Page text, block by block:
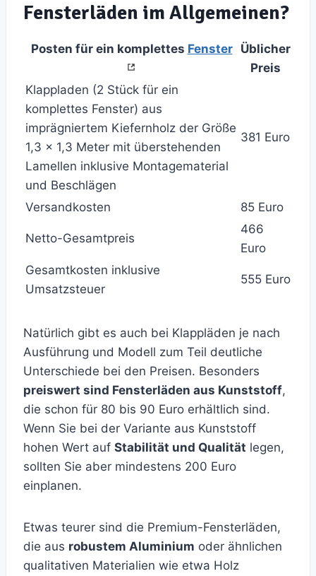
Fensterläden im Allgemeinen?
Posten für ein komplettes Fenster
Üblicher
Preis
Klappladen (2 Stück für ein
komplettes Fenster) aus
imprägniertem Kiefernholz der Größe
1,3 x 1,3 Meter mit überstehenden
Lamellen inklusive Montagematerial
und Beschlägen
381 Euro
Versandkosten 85 Euro
Netto-Gesamtpreis
466
Euro
Gesamtkosten inklusive
Umsatzsteuer
555 Euro
Natürlich gibt es auch bei Klappläden je nach
Ausführung und Modell zum Teil deutliche
Unterschiede bei den Preisen. Besonders
preiswert sind Fensterläden aus Kunststoff,
die schon für 80 bis 90 Euro erhältlich sind.
Wenn Sie bei der Variante aus Kunststoff
hohen Wert auf Stabilität und Qualität legen,
sollten Sie aber mindestens 200 Euro
einplanen.
Etwas teurer sind die Premium-Fensterläden,
die aus robustem Aluminium oder ähnlichen
qualitativen Materialien wie etwa Holz